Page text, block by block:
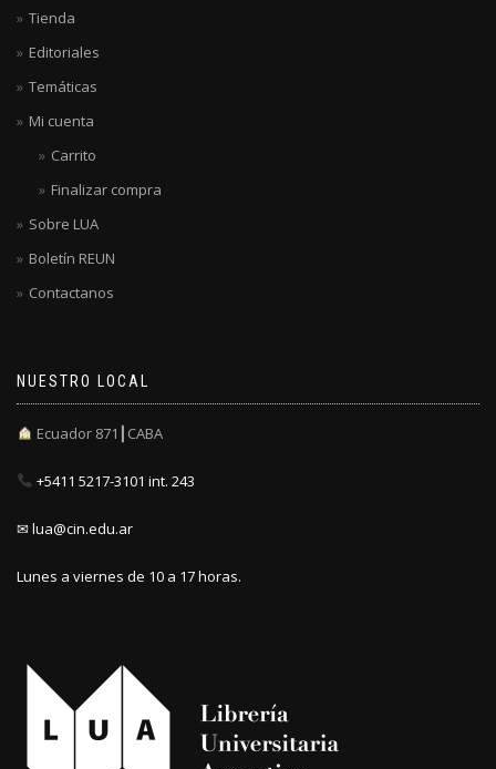
Tienda
Editoriales
Temáticas
Mi cuenta
Carrito
Finalizar compra
Sobre LUA
Boletín REUN
Contactanos
NUESTRO LOCAL
Ecuador 871┃CABA
+5411 5217-3101 int. 243
✉ lua@cin.edu.ar
Lunes a viernes de 10 a 17 horas.